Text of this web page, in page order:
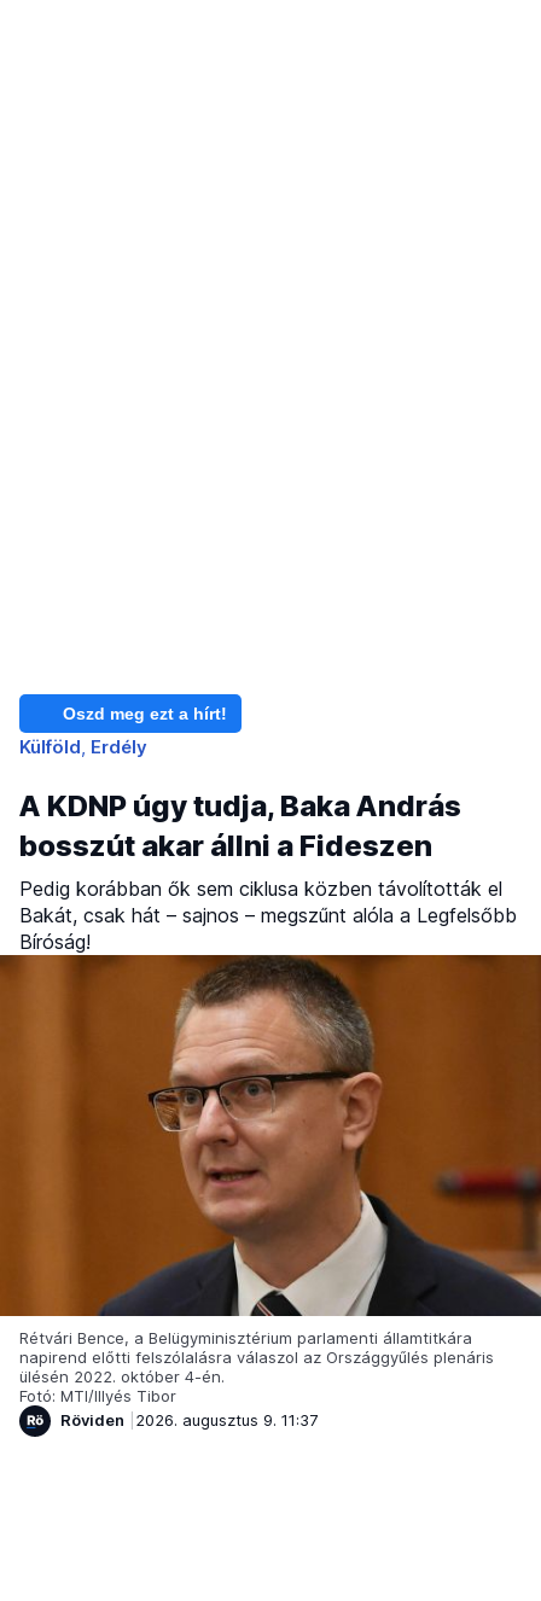
Oszd meg ezt a hírt!
Külföld Erdély
A KDNP úgy tudja, Baka András
bosszút akar állni a Fideszen
Pedig korábban ők sem ciklusa közben távolították el
Bakát, csak hát – sajnos – megszűnt alóla a Legfelsőbb
Bíróság!
Rétvári Bence, a Belügyminisztérium parlamenti államtitkára
napirend előtti felszólalásra válaszol az Országgyűlés plenáris
ülésén 2022. október 4-én.
Fotó: MTI/Illyés Tibor
Röviden
2026. augusztus 9. 11:37